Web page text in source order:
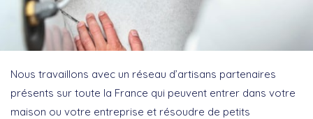
Nous travaillons avec un réseau d’artisans partenaires
présents sur toute la France qui peuvent entrer dans votre
maison ou votre entreprise et résoudre de petits